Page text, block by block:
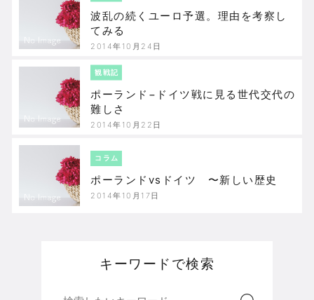
波乱の続くユーロ予選。理由を考察し
てみる
2014年10月24日
観戦記
ポーランド−ドイツ戦に見る世代交代の
難しさ
2014年10月22日
コラム
ポーランドvsドイツ 〜新しい歴史
2014年10月17日
キーワードで検索